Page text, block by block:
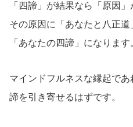
「四諦」が結果なら「原因」
その原因に「あなたと八正
「あなたの四諦」になります
マインドフルネスな縁起で
諦を引き寄せるはずです。